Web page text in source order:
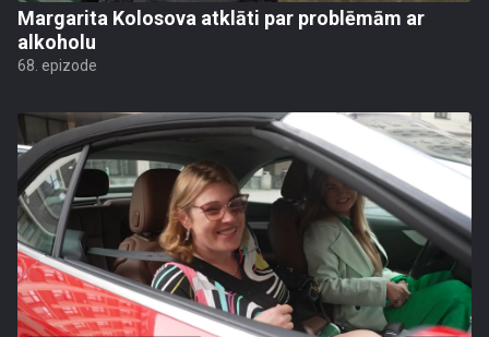
Margarita Kolosova atklāti par problēmām ar
alkoholu
68. epizode